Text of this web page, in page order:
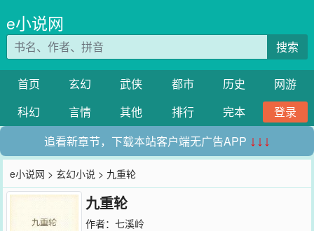
e小说网
搜索
首页 玄幻 武侠 都市 历史
网游
科幻
言情 其他 排行 完本
登录
追看新章节，下载本站客户端无广告APP ↓↓↓
e小说网 >玄幻小说 > 九重轮
九重轮
作者： 七溪岭